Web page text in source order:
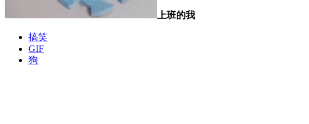
上班的我
搞笑
GIF
狗